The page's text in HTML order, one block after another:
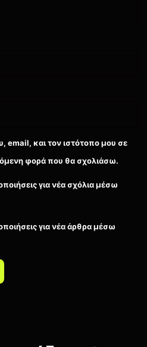
email, και τον ιστότοπο μου σε
φορά που θα σχολιάσω.
για νέα σχόλια μέσω
για νέα άρθρα μέσω